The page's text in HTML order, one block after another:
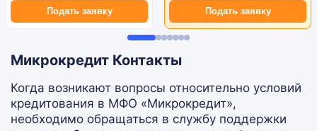
Подать заявку
Подать заявку
Микрокредит Контакты
Когда возникают вопросы относительно условий
кредитования в МФО «Микрокредит»,
необходимо обращаться в службу поддержки